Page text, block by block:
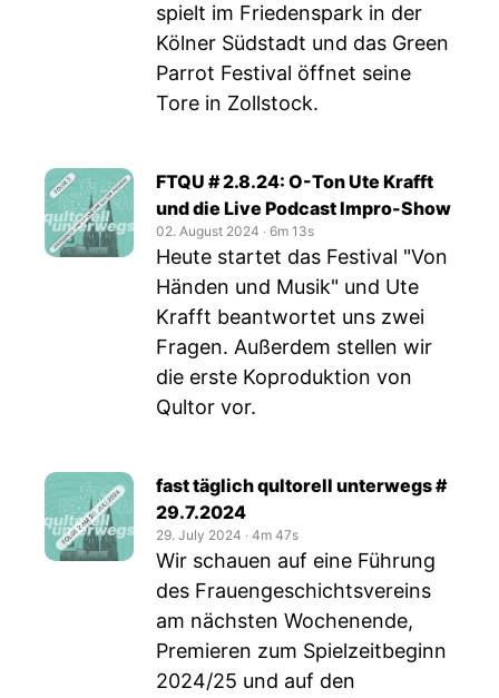
spielt im Friedenspark in der
Kölner Südstadt und das Green
Parrot Festival öffnet seine
Tore in Zollstock.
FTQU # 2.8.24: O-Ton Ute Krafft
und die Live Podcast Impro-Show
02. August 2024 ‧ 6m 13s
Heute startet das Festival "Von
Händen und Musik" und Ute
Krafft beantwortet uns zwei
Fragen. Außerdem stellen wir
die erste Koproduktion von
Qultor vor.
fast täglich qultorell unterwegs #
29.7.2024
29. July 2024 ‧ 4m 47s
Wir schauen auf eine Führung
des Frauengeschichtsvereins
am nächsten Wochenende,
Premieren zum Spielzeitbeginn
2024/25 und auf den